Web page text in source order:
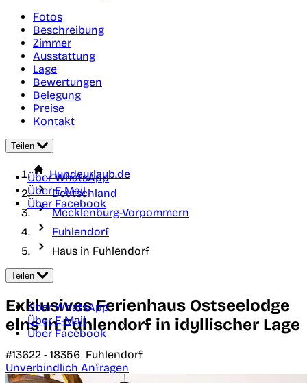
Fotos
Beschreibung
Zimmer
Ausstattung
Lage
Bewertungen
Belegung
Preise
Kontakt
Teilen
Über WhatsApp
Über E-Mail
Über Facebook
Hundeurlaub.de
Deutschland
Mecklenburg-Vorpommern
Fuhlendorf
Haus in Fuhlendorf
Teilen
Über WhatsApp
Über E-Mail
Über Facebook
Exklusives Ferienhaus Ostseelodge
eins in Fuhlendorf in idyllischer Lage
#13622 - 18356 Fuhlendorf
Unverbindlich Anfragen